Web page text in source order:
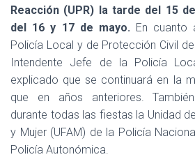
Reacción (UPR) la tarde del 15
del 16 y 17 de mayo. En cuanto
Policía Local y de Protección Civil
Intendente Jefe de la Policía
explicado que se continuará en la
que en años anteriores.
durante todas las fiestas la Unidad
y Mujer (UFAM) de la Policía
Policía Autonómica.